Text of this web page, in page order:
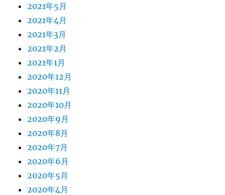
2021年5月
2021年4月
2021年3月
2021年2月
2021年1月
2020年12月
2020年11月
2020年10月
2020年9月
2020年8月
2020年7月
2020年6月
2020年5月
2020年4月